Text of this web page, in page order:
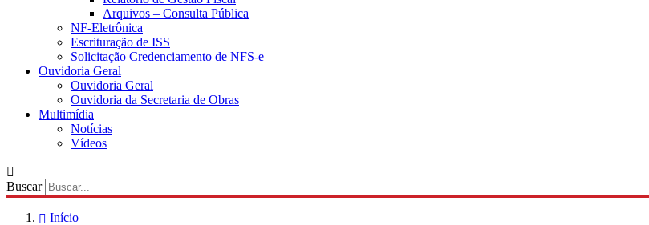
Arquivos – Consulta Pública
NF-Eletrônica
Escrituração de ISS
Solicitação Credenciamento de NFS-e
Ouvidoria Geral
Ouvidoria Geral
Ouvidoria da Secretaria de Obras
Multimídia
Notícias
Vídeos
Buscar
Início